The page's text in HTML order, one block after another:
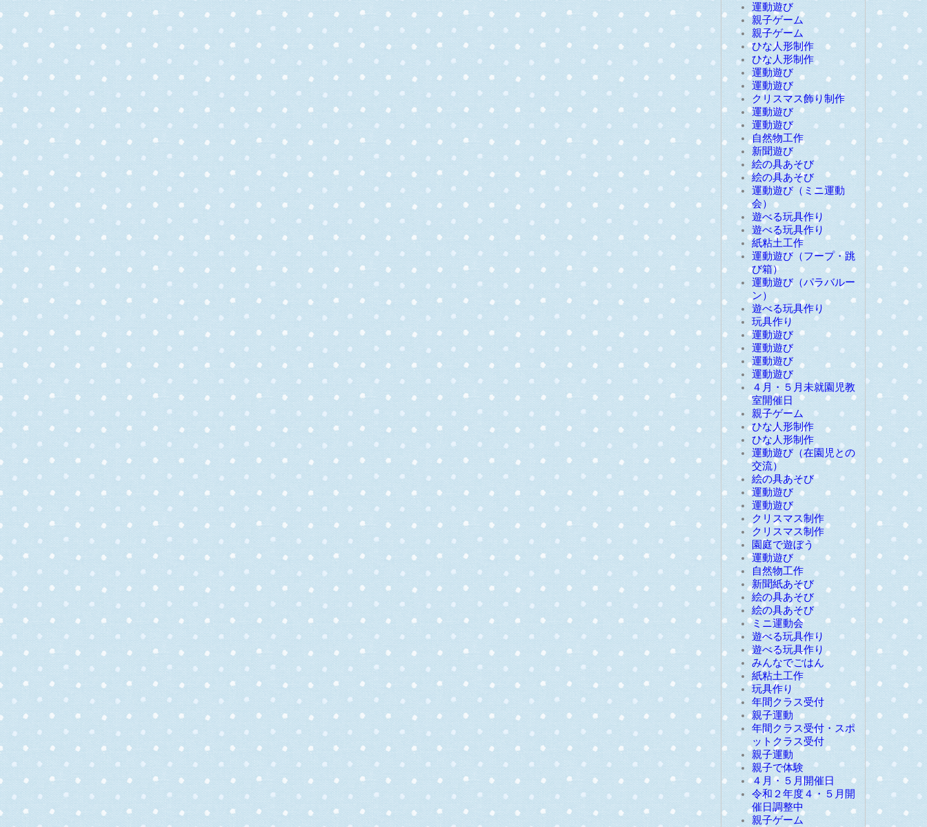
運動遊び
親子ゲーム
親子ゲーム
ひな人形制作
ひな人形制作
運動遊び
運動遊び
クリスマス飾り制作
運動遊び
運動遊び
自然物工作
新聞遊び
絵の具あそび
絵の具あそび
運動遊び（ミニ運動
会）
遊べる玩具作り
遊べる玩具作り
紙粘土工作
運動遊び（フープ・跳
び箱）
運動遊び（パラバルー
ン）
遊べる玩具作り
玩具作り
運動遊び
運動遊び
運動遊び
運動遊び
４月・５月未就園児教
室開催日
親子ゲーム
ひな人形制作
ひな人形制作
運動遊び（在園児との
交流）
絵の具あそび
運動遊び
運動遊び
クリスマス制作
クリスマス制作
園庭で遊ぼう
運動遊び
自然物工作
新聞紙あそび
絵の具あそび
絵の具あそび
ミニ運動会
遊べる玩具作り
遊べる玩具作り
みんなでごはん
紙粘土工作
玩具作り
年間クラス受付
親子運動
年間クラス受付・スポ
ットクラス受付
親子運動
親子で体験
４月・５月開催日
令和２年度４・５月開
催日調整中
親子ゲーム